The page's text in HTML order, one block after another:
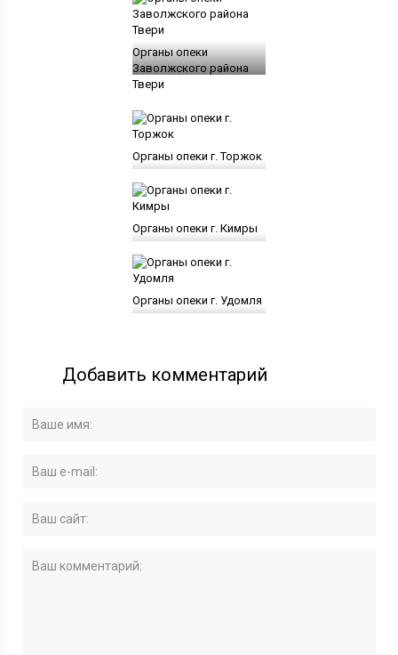
Органы опеки
Заволжского района
Твери
Органы опеки г. Торжок
Органы опеки г. Кимры
Органы опеки г. Удомля
Добавить комментарий